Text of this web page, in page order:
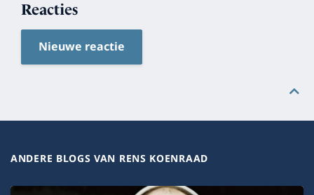
Reacties
Nieuwe reactie
ANDERE BLOGS VAN RENS KOENRAAD